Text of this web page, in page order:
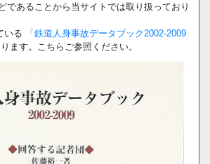
であることから当サイトでは取り扱っており
いる
「鉄道人身事故データブック2002-2009
ます。こちらご参照ください。